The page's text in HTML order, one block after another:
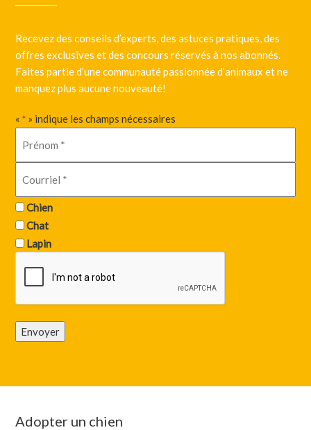
Recevez des conseils d’experts, des astuces pratiques, des
offres exclusives et des concours réservés à nos abonnés.
Faites partie d’une communauté passionnée d’animaux et ne
manquez plus aucune nouveauté!
«* » indique les champs nécessaires
Chien
Chat
Lapin
Envoyer
Adopter un chien